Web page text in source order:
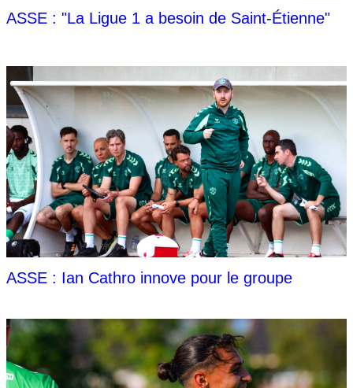
ASSE : "La Ligue 1 a besoin de Saint-Étienne"
ASSE : Ian Cathro innove pour le groupe